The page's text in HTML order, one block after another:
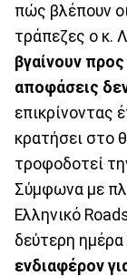
πώς βλέπουν
τράπεζες ο κ.
βγαίνουν
αποφάσεις
επικρίνοντας
κρατήσει στο
τροφοδοτεί
Σύμφωνα με
Ελληνικό
δεύτερη ημέρα
ενδιαφέρον